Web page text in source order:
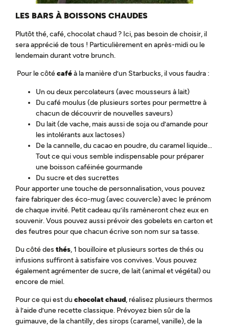
LES BARS À BOISSONS CHAUDES
Plutôt thé, café, chocolat chaud ? Ici, pas besoin de choisir, il
sera apprécié de tous ! Particulièrement en après-midi ou le
lendemain durant votre brunch.
Pour le côtécaféà la manière d’un Starbucks, il vous faudra :
Un ou deux percolateurs (avec mousseurs à lait)
Du café moulus (de plusieurs sortes pour permettre à
chacun de découvrir de nouvelles saveurs)
Du lait (de vache, mais aussi de soja ou d’amande pour
les intolérants aux lactoses)
De la cannelle, du cacao en poudre, du caramel liquide…
Tout ce qui vous semble indispensable pour préparer
une boisson caféinée gourmande
Du sucre et des sucrettes
Pour apporter une touche de personnalisation, vous pouvez
faire fabriquer des éco-mug (avec couvercle) avec le prénom
de chaque invité. Petit cadeau qu’ils ramèneront chez eux en
souvenir. Vous pouvez aussi prévoir des gobelets en carton et
des feutres pour que chacun écrive son nom sur sa tasse.
Du côté des thés, 1 bouilloire et plusieurs sortes de thés ou
infusions suffiront à satisfaire vos convives. Vous pouvez
également agrémenter de sucre, de lait (animal et végétal) ou
encore de miel.
Pour ce qui est du chocolat chaud, réalisez plusieurs thermos
à l’aide d’une recette classique. Prévoyez bien sûr de la
guimauve, de la chantilly, des sirops (caramel, vanille), de la